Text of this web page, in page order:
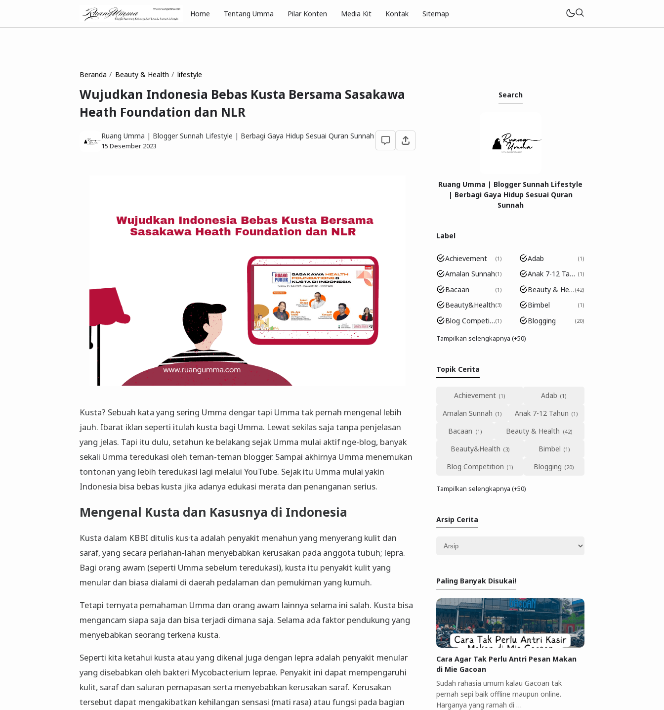
Home Tentang Umma Pilar Konten Media Kit Kontak Sitemap
Beranda Beauty & Health lifestyle
Wujudkan Indonesia Bebas Kusta Bersama Sasakawa
Heath Foundation dan NLR
Ruang Umma | Blogger Sunnah Lifestyle | Berbagi Gaya Hidup Sesuai Quran Sunnah
15 Desember 2023
Kusta? Sebuah kata yang sering Umma dengar tapi Umma tak pernah mengenal lebih
jauh. Ibarat iklan seperti itulah kusta bagi Umma. Lewat sekilas saja tanpa penjelasan
yang jelas. Tapi itu dulu, setahun ke belakang sejak Umma mulai aktif nge-blog, banyak
sekali Umma teredukasi oleh teman-teman blogger. Sampai akhirnya Umma menemukan
tontonan yang lebih teredukasi lagi melalui YouTube. Sejak itu Umma mulai yakin
Indonesia bisa bebas kusta jika adanya edukasi merata dan penanganan serius.
Mengenal Kusta dan Kasusnya di Indonesia
Kusta dalam KBBI ditulis kus·ta adalah penyakit menahun yang menyerang kulit dan
saraf, yang secara perlahan-lahan menyebabkan kerusakan pada anggota tubuh; lepra.
Bagi orang awam (seperti Umma sebelum teredukasi), kusta itu penyakit kulit yang
menular dan biasa dialami di daerah pedalaman dan pemukiman yang kumuh.
Tetapi ternyata pemahaman Umma dan orang awam lainnya selama ini salah. Kusta bisa
mengancam siapa saja dan bisa terjadi dimana saja. Selama ada faktor pendukung yang
menyebabkan seorang terkena kusta.
Seperti kita ketahui kusta atau yang dikenal juga dengan lepra adalah penyakit menular
yang disebabkan oleh bakteri Mycobacterium leprae. Penyakit ini dapat mempengaruhi
kulit, saraf dan saluran pernapasan serta menyebabkan kerusakan saraf. Kerusakan
tersebut dapat mengakibatkan kehilangan sensasi (mati rasa) atau fungsi pada bagian
Search
Ruang Umma | Blogger Sunnah Lifestyle
| Berbagi Gaya Hidup Sesuai Quran
Sunnah
Label
Achievement 1 Adab 1
Amalan Sunnah 1 Anak 7-12 Tahun 1
Bacaan 1 Beauty & Health 42
Beauty&Health 3 Bimbel 1
Blog Competition 1 Blogging 20
Tampilkan selengkapnya (+50)
Topik Cerita
Achievement
Adab
Amalan Sunnah
Anak 7-12 Tahun
Bacaan
Beauty & Health
Beauty&Health
Bimbel
Blog Competition
Blogging
Tampilkan selengkapnya (+50)
Arsip Cerita
Paling Banyak Disukai!
Cara Agar Tak Perlu Antri Pesan Makan
di Mie Gacoan
Sudah rahasia umum kalau Gacoan tak
pernah sepi baik offline maupun online.
Harganya yang ramah di …